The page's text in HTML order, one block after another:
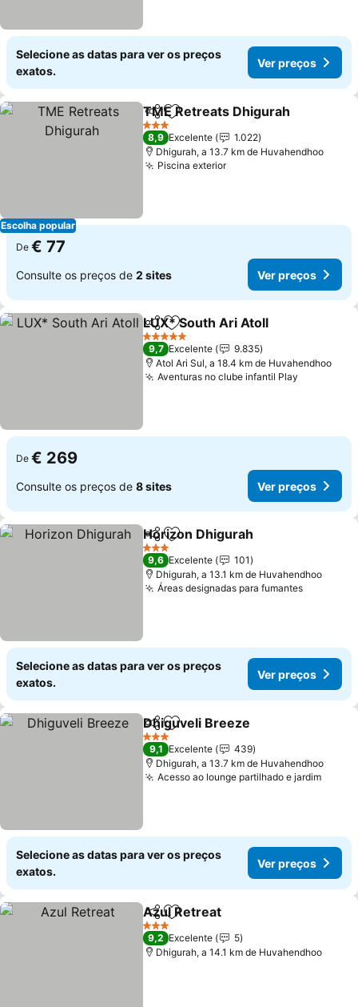
Selecione as datas para ver os preços
exatos.
Ver preços
Escolha popular
PartilharAdicionar aos favoritos
TME Retreats Dhigurah
3 Estrelas
8,9 Excelente
1.022
Dhigurah, a 13.7 km de Huvahendhoo
Piscina exterior
De € 77
Consulte os preços de 2 sites Ver preços
PartilharAdicionar aos favoritos
LUX* South Ari Atoll
5 Estrelas
9,7 Excelente
9.835
Atol Ari Sul, a 18.4 km de Huvahendhoo
Aventuras no clube infantil Play
De € 269
Consulte os preços de 8 sites Ver preços
PartilharAdicionar aos favoritos
Horizon Dhigurah
3 Estrelas
9,6 Excelente
101
Dhigurah, a 13.1 km de Huvahendhoo
Áreas designadas para fumantes
Selecione as datas para ver os preços
exatos.
Ver preços
PartilharAdicionar aos favoritos
Dhiguveli Breeze
3 Estrelas
9,1 Excelente
439
Dhigurah, a 13.7 km de Huvahendhoo
Acesso ao lounge partilhado e jardim
Selecione as datas para ver os preços
exatos.
Ver preços
PartilharAdicionar aos favoritos
Azul Retreat
3 Estrelas
9,2 Excelente
5
Dhigurah, a 14.1 km de Huvahendhoo